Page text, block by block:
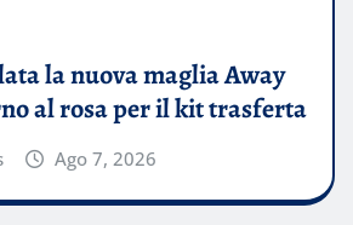
la nuova maglia Away
al rosa per il kit trasferta
Ago 7, 2026